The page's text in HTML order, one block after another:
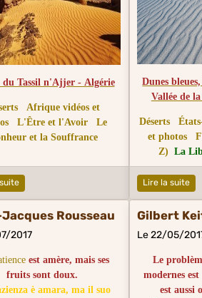
du Tassil n'Ajjer - Algérie
Afrique vidéos et
L'Être et l'Avoir
Le
et la Souffrance
Dunes
Vallée de
Déserts
et photos
Z)
La
Lire la suite
Rousseau
2017
est amère, mais ses
fruits sont doux.
è amara, ma il suo
Gilbert
Le 22/05/
Le
modernes
est aussi